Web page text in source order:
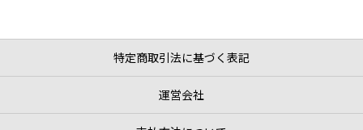
特定商取引法に基づく表記
運営会社